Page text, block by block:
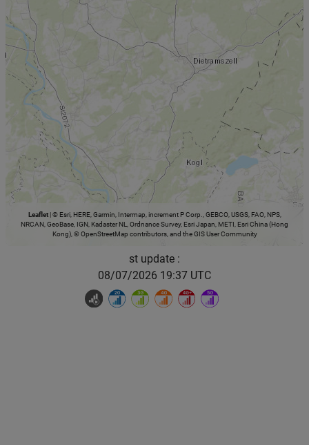
Leaflet |© Esri, HERE, Garmin, Intermap, increment P Corp., GEBCO, USGS, FAO, NPS,
NRCAN, GeoBase, IGN, Kadaster NL, Ordnance Survey, Esri Japan, METI, Esri China (Hong
Kong), © OpenStreetMap contributors, and the GIS User Community
st update :
08/07/2026 19:37 UTC